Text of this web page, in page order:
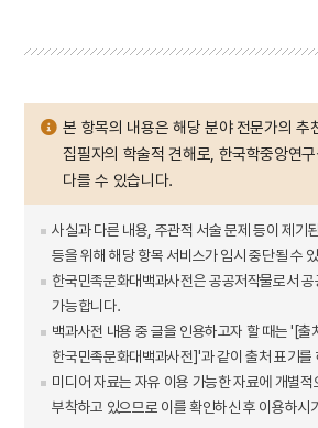
본 항목의 내용은 해당 분야 전문가의 추
집필자의 학술적 견해로, 한국학중앙연
다를 수 있습니다.
사실과 다른 내용, 주관적 서술 문제 등이 제기
등을 위해 해당 항목 서비스가 임시 중단될 수
한국민족문화대백과사전은 공공저작물로서
가능합니다.
백과사전 내용 중 글을 인용하고자 할 때는 '[출
한국민족문화대백과사전]'과 같이 출처 표기를
미디어 자료는 자유 이용 가능한 자료에 개별
부착하고 있으므로 이를 확인하신 후 이용하시